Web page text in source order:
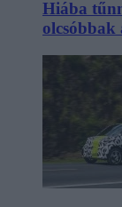
Hiába
olcsóbbak